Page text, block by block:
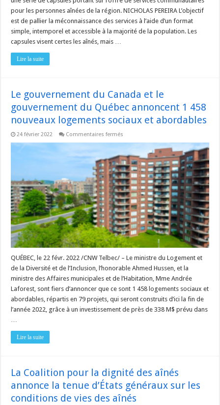
pour les personnes aînées de la région. NICHOLAS PEREIRA L’objectif
est de pallier la méconnaissance des services à l’aide d’un format
simple, intemporel et accessible à la majorité de la population. Les
capsules visent certes les aînés, mais …
Lire la suite
Le gouvernement du Canada et le
gouvernement du Québec annoncent 1 458
nouveaux logements sociaux et abordables
24 février 2022 Commentaires fermés
gouvernement
Canada
et
le
gouvernement
du
Québec
annoncent
1
458
nouveaux
logements
sociaux
et
abordables
QUÉBEC, le 22 févr. 2022 /CNW Telbec/ – Le ministre du Logement et
de la Diversité et de l’Inclusion, l’honorable Ahmed Hussen, et la
ministre des Affaires municipales et de l’Habitation, Mme Andrée
Laforest, sont fiers d’annoncer que ce sont 1 458 logements sociaux et
abordables, répartis en 79 projets, qui seront construits d’ici la fin de
l’année 2022, grâce à un investissement de près de 338 M$ prévu dans
…
Lire la suite
La Coalition pour la dignité des aînés
annonce la tenue d’États généraux sur les
conditions de vies des aînés